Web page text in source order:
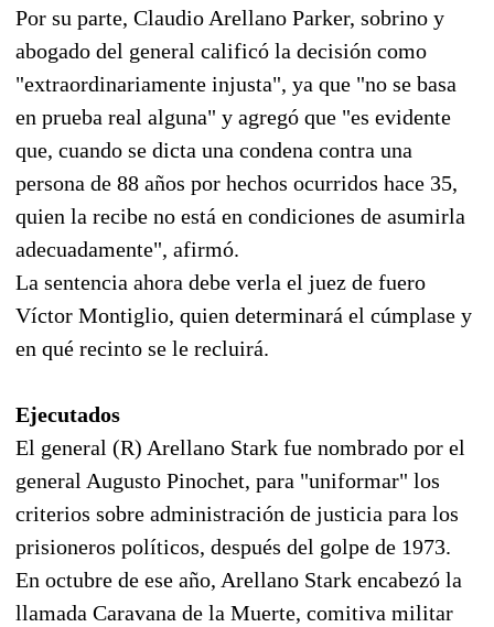
Por su parte, Claudio Arellano Parker, sobrino y
abogado del general calificó la decisión como
"extraordinariamente injusta", ya que "no se basa
en prueba real alguna" y agregó que "es evidente
que, cuando se dicta una condena contra una
persona de 88 años por hechos ocurridos hace 35,
quien la recibe no está en condiciones de asumirla
adecuadamente", afirmó.
La sentencia ahora debe verla el juez de fuero
Víctor Montiglio, quien determinará el cúmplase y
en qué recinto se le recluirá.
Ejecutados
El general (R) Arellano Stark fue nombrado por el
general Augusto Pinochet, para "uniformar" los
criterios sobre administración de justicia para los
prisioneros políticos, después del golpe de 1973.
En octubre de ese año, Arellano Stark encabezó la
llamada Caravana de la Muerte, comitiva militar